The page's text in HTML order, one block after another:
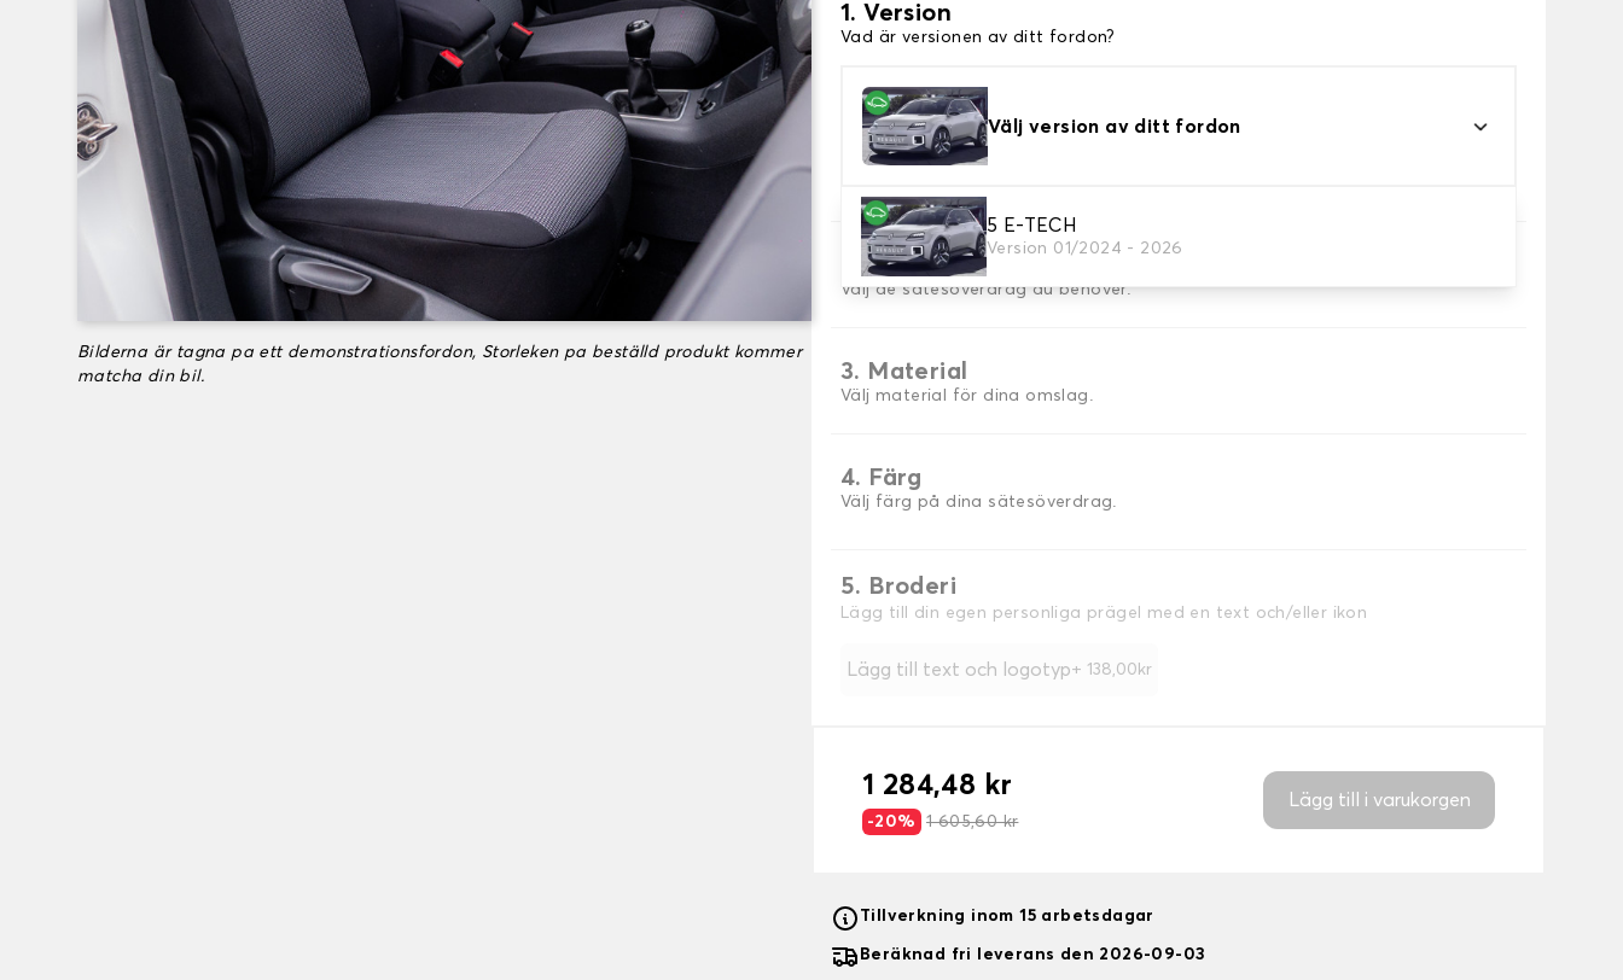
Bilderna är tagna pa ett demonstrationsfordon, Storleken pa beställd produkt kommer
matcha din bil.
1. Version
Vad är versionen av ditt fordon?
Välj version av ditt fordon
5 E-TECH
Version 01/2024 - 2026
2. Val av spel
Välj de sätesöverdrag du behöver.
3. Material
Välj material för dina omslag.
4. Färg
Välj färg på dina sätesöverdrag.
5. Broderi
Lägg till din egen personliga prägel med en text och/eller ikon
Lägg till text och logotyp + 138,00kr
1 284,48 kr
-20% 1 605,60 kr
Lägg till i varukorgen
Tillverkning inom 15 arbetsdagar
Beräknad fri leverans den 2026-09-03